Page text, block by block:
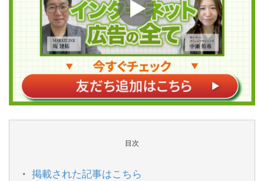
目次
掲載された記事はこちら